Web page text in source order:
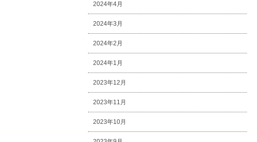
2024年4月
2024年3月
2024年2月
2024年1月
2023年12月
2023年11月
2023年10月